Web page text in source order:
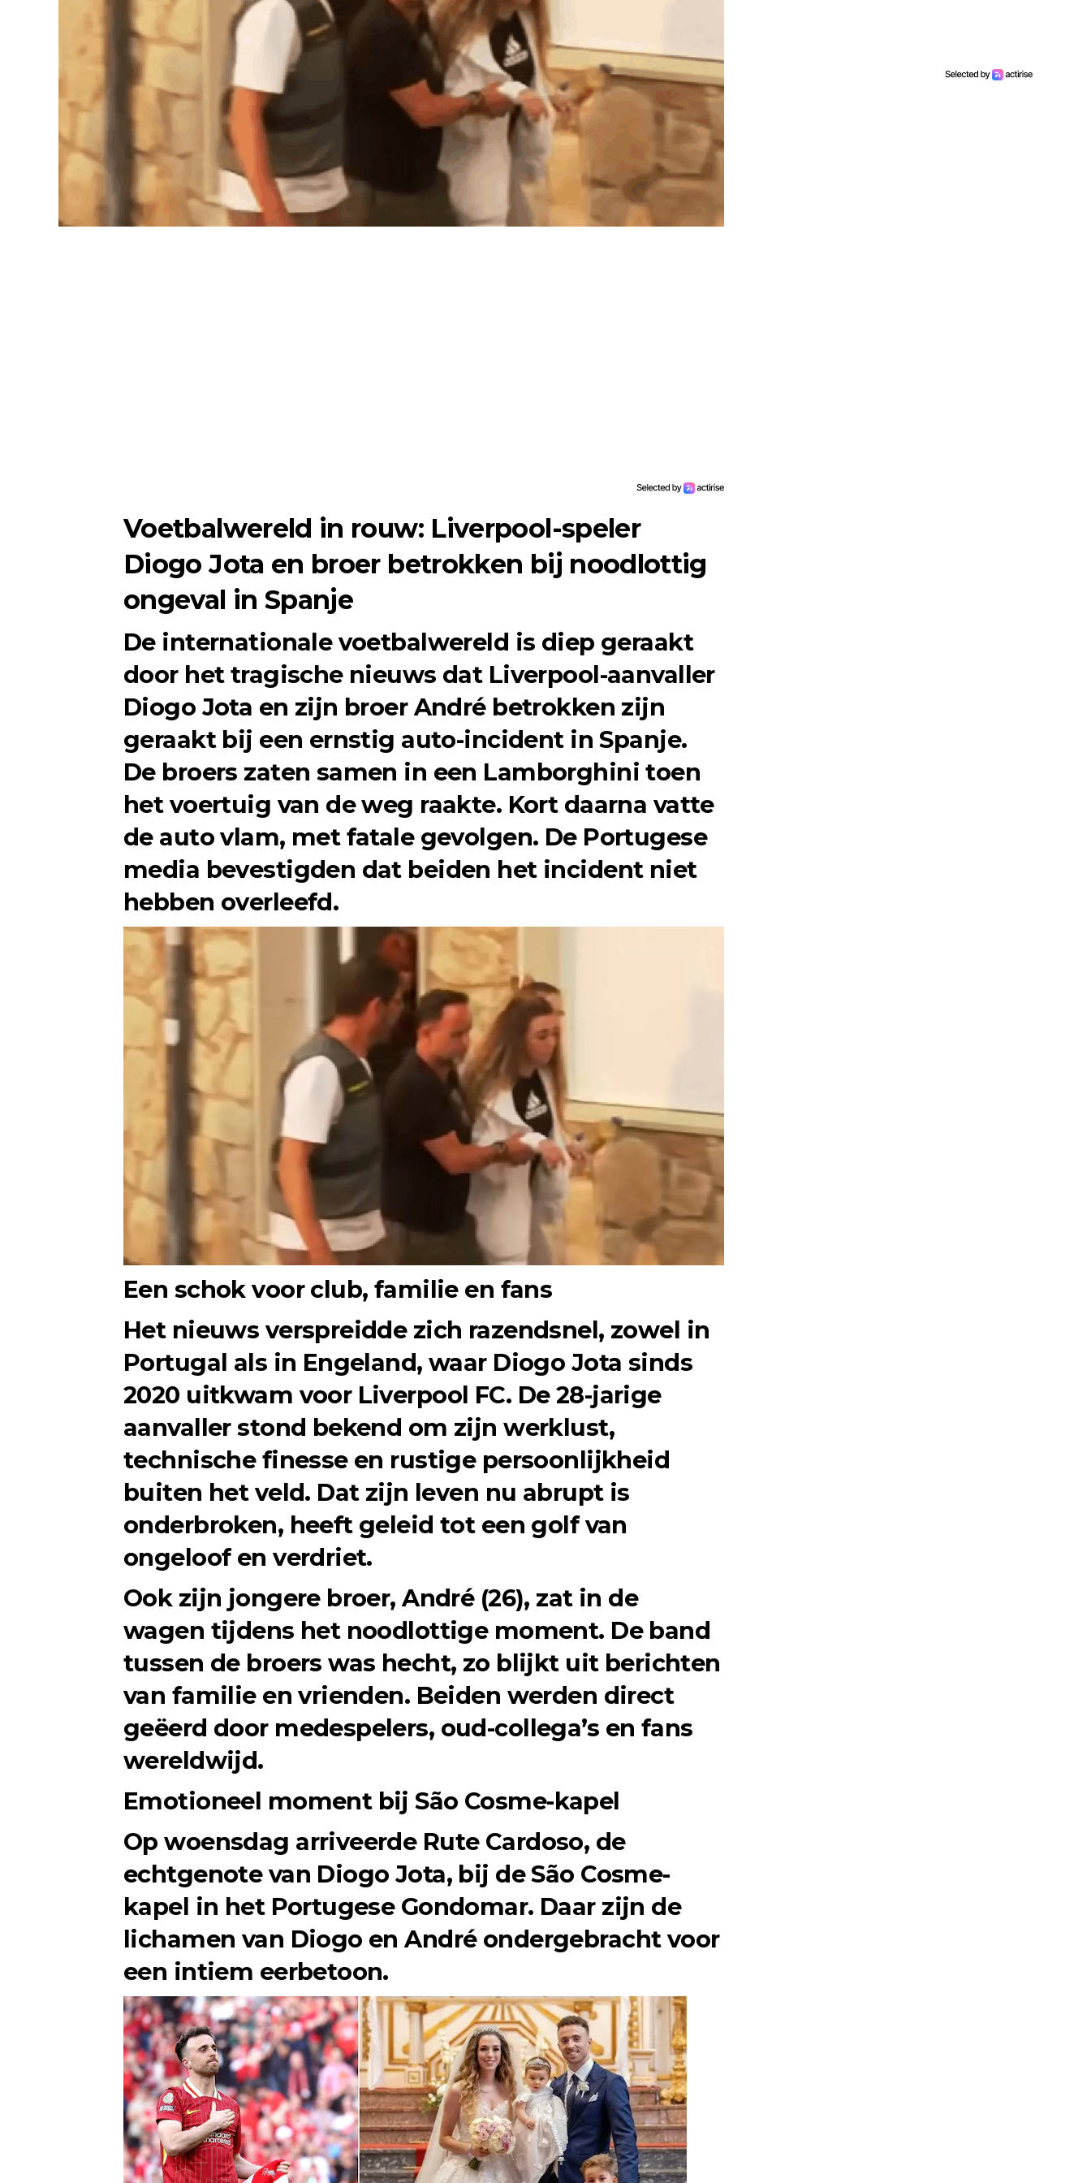
Voetbalwereld in rouw: Liverpool-speler
Diogo Jota en broer betrokken bij noodlottig
ongeval in Spanje
De internationale voetbalwereld is diep geraakt
door het tragische nieuws dat Liverpool-aanvaller
Diogo Jota en zijn broer André betrokken zijn
geraakt bij een ernstig auto-incident in Spanje.
De broers zaten samen in een Lamborghini toen
het voertuig van de weg raakte. Kort daarna vatte
de auto vlam, met fatale gevolgen. De Portugese
media bevestigden dat beiden het incident niet
hebben overleefd.
Een schok voor club, familie en fans
Het nieuws verspreidde zich razendsnel, zowel in
Portugal als in Engeland, waar Diogo Jota sinds
2020 uitkwam voor Liverpool FC. De 28-jarige
aanvaller stond bekend om zijn werklust,
technische finesse en rustige persoonlijkheid
buiten het veld. Dat zijn leven nu abrupt is
onderbroken, heeft geleid tot een golf van
ongeloof en verdriet.
Ook zijn jongere broer, André (26), zat in de
wagen tijdens het noodlottige moment. De band
tussen de broers was hecht, zo blijkt uit berichten
van familie en vrienden. Beiden werden direct
geëerd door medespelers, oud-collega’s en fans
wereldwijd.
Emotioneel moment bij São Cosme-kapel
Op woensdag arriveerde Rute Cardoso, de
echtgenote van Diogo Jota, bij de São Cosme-
kapel in het Portugese Gondomar. Daar zijn de
lichamen van Diogo en André ondergebracht voor
een intiem eerbetoon.